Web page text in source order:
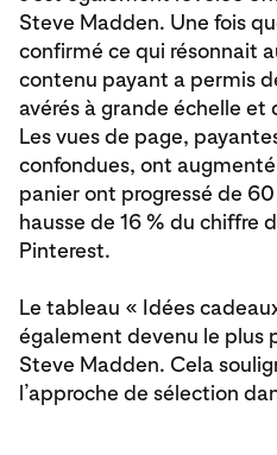
Steve Madden. Une fois
confirmé ce qui résonnait
contenu payant a permis
avérés à grande échelle et
Les vues de page,
confondues, ont
panier ont progressé de
hausse de 16 % du chiffre
Pinterest.
Le tableau « Idées
également devenu le plus
Steve Madden. Cela
l’approche de sélection